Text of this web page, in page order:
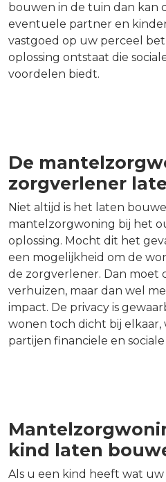
bouwen in de tuin dan kan
eventuele partner en
vastgoed op uw perceel
oplossing ontstaat die
voordelen biedt.
De
zorgverlener
Niet altijd is het laten
mantelzorgwoning bij het
oplossing. Mocht dit het
een mogelijkheid om de
de zorgverlener. Dan moet
verhuizen, maar dan wel
impact. De privacy is
wonen toch dicht bij elkaar,
partijen financiele en
kind laten
Als u een kind heeft wat